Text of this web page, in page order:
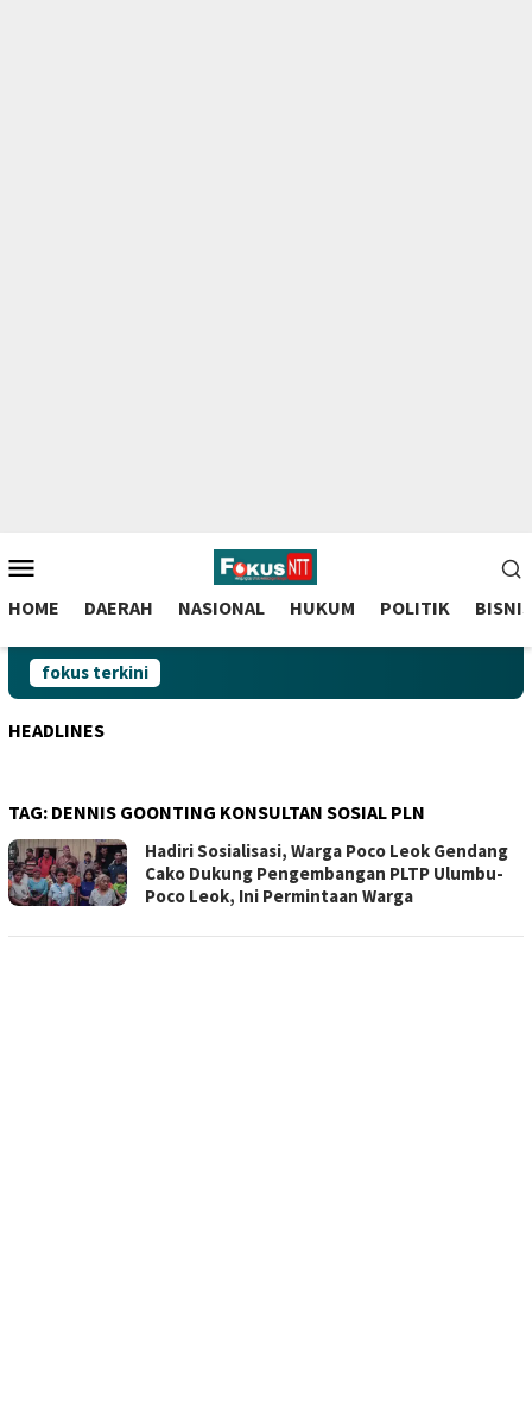
to
contentMobile
HOME DAERAH NASIONAL HUKUM POLITIK BISNIS
fokus terkini
HEADLINES
TAG: DENNIS GOONTING KONSULTAN SOSIAL PLN
Hadiri Sosialisasi, Warga Poco Leok Gendang
Cako Dukung Pengembangan PLTP Ulumbu-
Poco Leok, Ini Permintaan Warga